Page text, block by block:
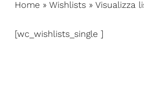
Home » Wishlists » Visualizza
[wc_wishlists_single ]